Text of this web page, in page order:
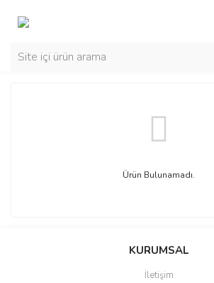
Ürün Bulunamadı.
KURUMSAL
İletişim